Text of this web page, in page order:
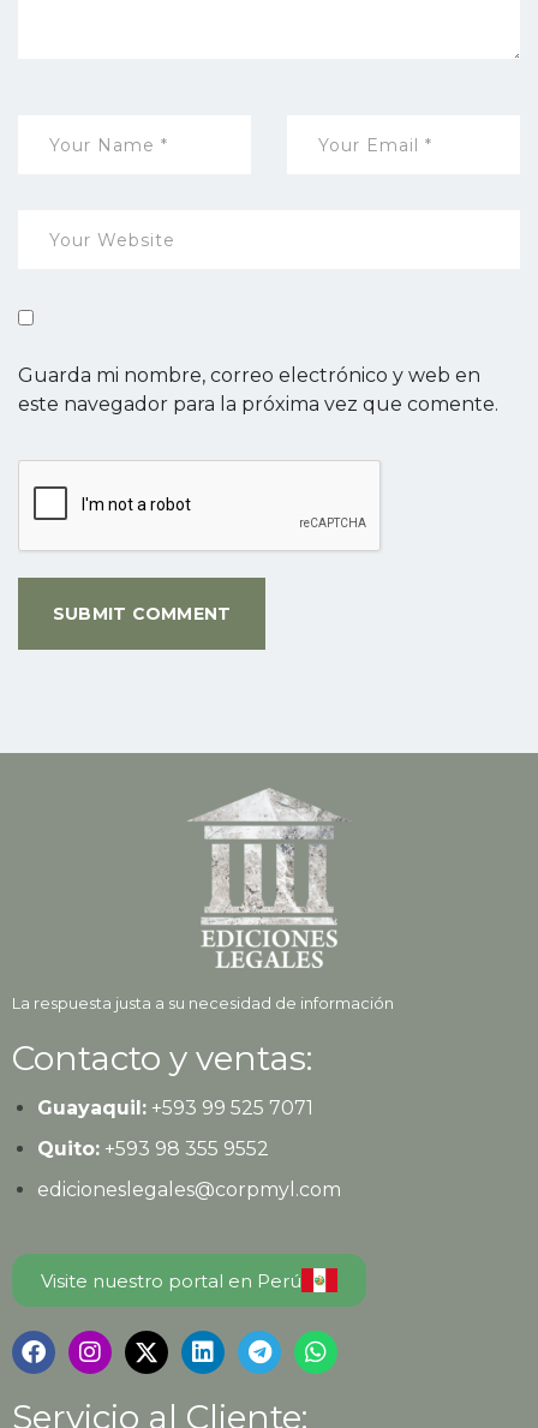
Guarda mi nombre, correo electrónico y web en
este navegador para la próxima vez que comente.
La respuesta justa a su necesidad de información
Contacto y ventas:
Guayaquil:+593 99 525 7071
Quito:+593 98 355 9552
edicioneslegales@corpmyl.com
Visite nuestro portal en Perú
Servicio al Cliente: